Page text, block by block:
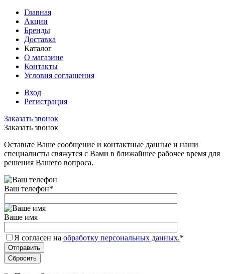
Главная
Акции
Бренды
Доставка
Каталог
О магазине
Контакты
Условия соглашения
Вход
Регистрация
Заказать звонок
Заказать звонок
Оставьте Ваше сообщение и контактные данные и наши
специалисты свяжутся с Вами в ближайшее рабочее время для
решения Вашего вопроса.
Ваш телефон*
Ваше имя
Я согласен на обработку персональных данных.*